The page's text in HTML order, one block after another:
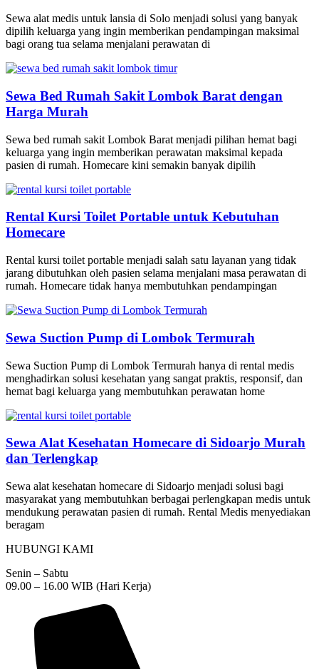
Sewa alat medis untuk lansia di Solo menjadi solusi yang banyak
dipilih keluarga yang ingin memberikan pendampingan maksimal
bagi orang tua selama menjalani perawatan di
Sewa Bed Rumah Sakit Lombok Barat dengan
Harga Murah
Sewa bed rumah sakit Lombok Barat menjadi pilihan hemat bagi
keluarga yang ingin memberikan perawatan maksimal kepada
pasien di rumah. Homecare kini semakin banyak dipilih
Rental Kursi Toilet Portable untuk Kebutuhan
Homecare
Rental kursi toilet portable menjadi salah satu layanan yang tidak
jarang dibutuhkan oleh pasien selama menjalani masa perawatan di
rumah. Homecare tidak hanya membutuhkan pendampingan
Sewa Suction Pump di Lombok Termurah
Sewa Suction Pump di Lombok Termurah hanya di rental medis
menghadirkan solusi kesehatan yang sangat praktis, responsif, dan
hemat bagi keluarga yang membutuhkan perawatan home
Sewa Alat Kesehatan Homecare di Sidoarjo Murah
dan Terlengkap
Sewa alat kesehatan homecare di Sidoarjo menjadi solusi bagi
masyarakat yang membutuhkan berbagai perlengkapan medis untuk
mendukung perawatan pasien di rumah. Rental Medis menyediakan
beragam
HUBUNGI KAMI
Senin – Sabtu
09.00 – 16.00 WIB (Hari Kerja)